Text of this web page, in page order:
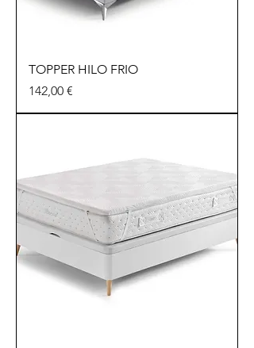
TOPPER HILO FRIO
Precio
142,00 €